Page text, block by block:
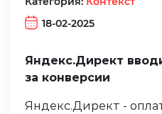
18-02-2025
Яндекс.Директ
за конверсии
Яндекс.Директ -